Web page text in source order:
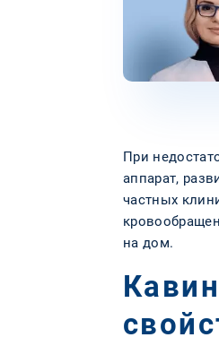
При
аппарат,
частных
на дом.